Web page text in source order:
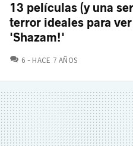
13 películas (y una
terror ideales para
'Shazam!'
6 COMENTARIOS
HACE 7 AÑOS